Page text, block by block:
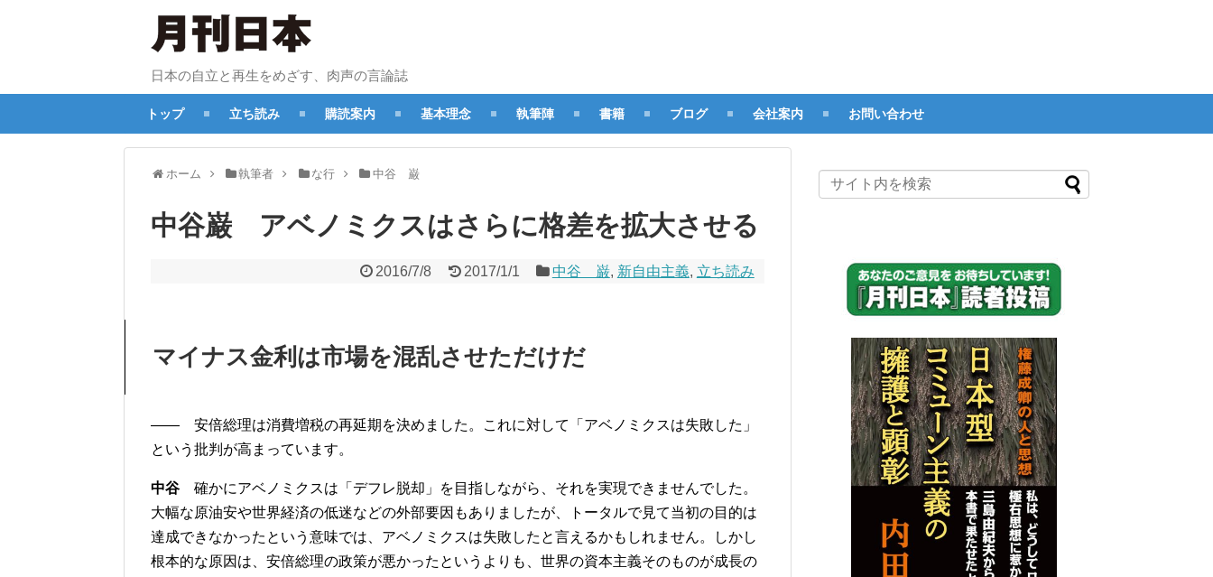
日本の自立と再生をめざす、肉声の言論誌
トップ 立ち読み 購読案内 基本理念 執筆陣 書籍 ブログ 会社案内 お問い合わせ
ホーム 執筆者 な行 中谷 巌
中谷巌 アベノミクスはさらに格差を拡大させる
2016/7/8 2017/1/1 中谷 巌, 新自由主義, 立ち読み
マイナス金利は市場を混乱させただけだ
―― 安倍総理は消費増税の再延期を決めました。これに対して「アベノミクスは失敗した」
という批判が高まっています。
中谷 確かにアベノミクスは「デフレ脱却」を目指しながら、それを実現できませんでした。
大幅な原油安や世界経済の低迷などの外部要因もありましたが、トータルで見て当初の目的は
達成できなかったという意味では、アベノミクスは失敗したと言えるかもしれません。しかし
根本的な原因は、安倍総理の政策が悪かったというよりも、世界の資本主義そのものが成長の